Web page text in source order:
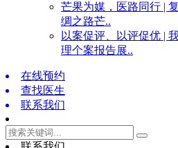
芒果为媒，医路同行 |
绸之路芒..
以案促评、以评促优 |
理个案报告展..
在线预约
查找医生
联系我们